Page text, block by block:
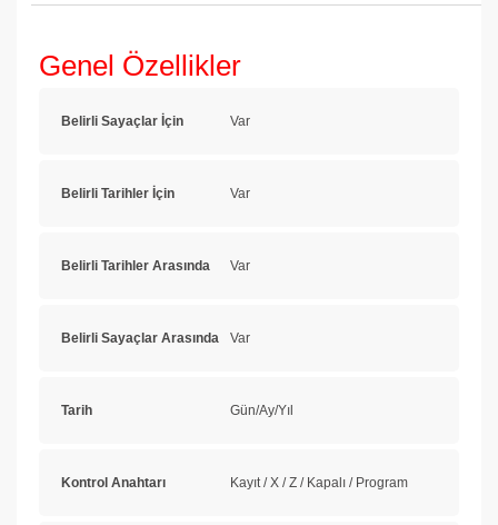
Genel Özellikler
Belirli Sayaçlar İçin Var
Belirli Tarihler İçin Var
Belirli Tarihler Arasında Var
Belirli Sayaçlar Arasında Var
Tarih Gün/Ay/Yıl
Kontrol Anahtarı Kayıt / X / Z / Kapalı / Program